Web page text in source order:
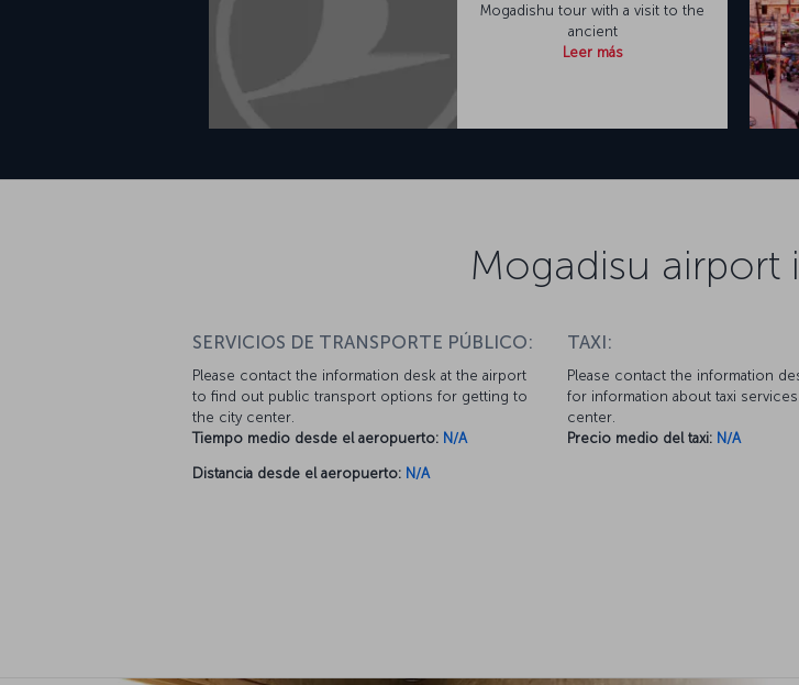
Mogadishu tour with a visit to the
ancient
Leer más
Mogadisu
SERVICIOS DE TRANSPORTE PÚBLICO:
Please contact the information desk at the airport
to find out public transport options for getting to
the city center.
Tiempo medio desde el aeropuerto: N/A
Distancia desde el aeropuerto: N/A
TAXI:
Please contact the information
for information about taxi
center.
Precio medio del taxi: N/A